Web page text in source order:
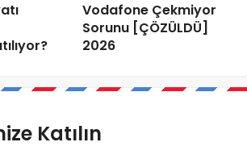
Vodafone Çekmiyor
Sorunu [ÇÖZÜLDÜ]
2026
Katılın